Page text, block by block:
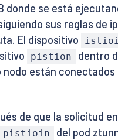
donde se está
sus reglas de
El dispositivo
pistion
dentro
nodo están
de que la solicitud
pistioin
del pod